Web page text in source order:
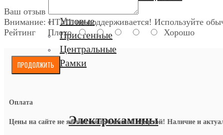
Угловые
Пристенные
Центральные
Рамки
Электрокамины
Ваш отзыв
Внимание: HTML не поддерживается! Используйте
Рейтинг Плохо Хорошо
ПРОДОЛЖИТЬ
Оплата
Цены на сайте не являются публичной офертой! Наличие и